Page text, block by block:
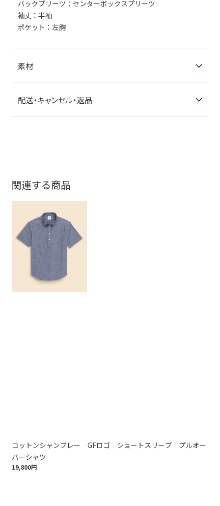
バックプリーツ：センターボックスプリーツ
袖丈：半袖
ポケット：左胸
素材
配送・キャンセル・返品
関連する商品
コットンシャンブレー GFロゴ ショートスリーブ プルオー
バーシャツ
19,800円